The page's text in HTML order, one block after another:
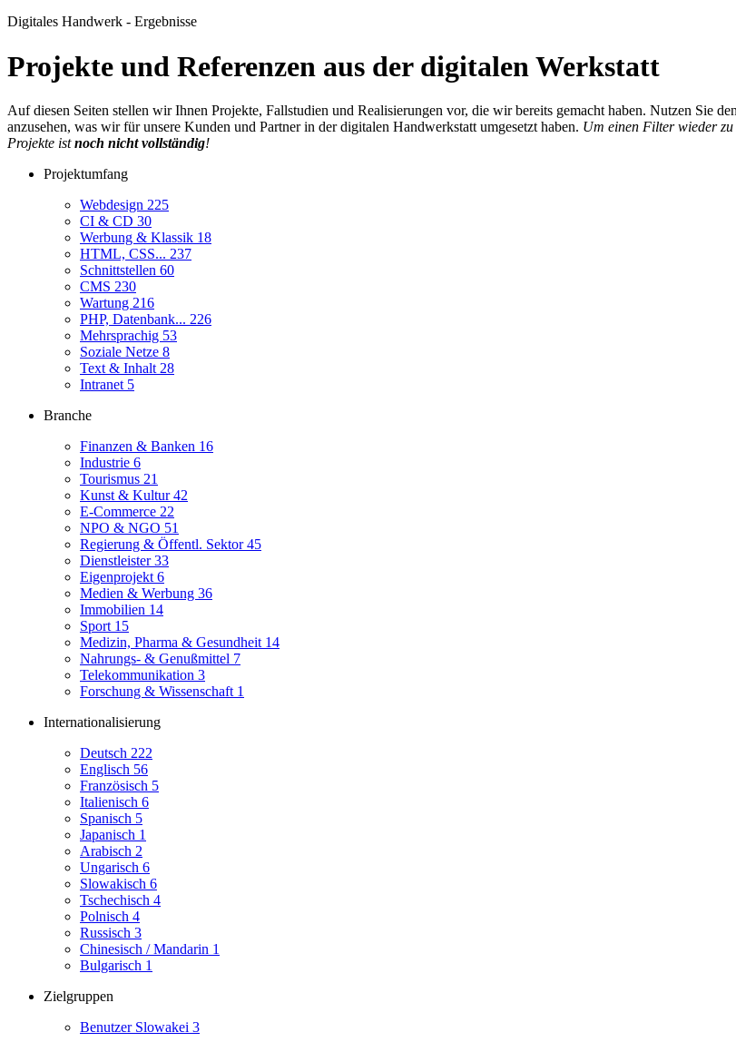
Digitales Handwerk - Ergebnisse
Projekte und Referenzen aus der digitalen Werkstatt
Auf diesen Seiten stellen wir Ihnen Projekte, Fallstudien und Realisierungen vor, die wir bereits gemacht haben. Nutzen Sie
anzusehen, was wir für unsere Kunden und Partner in der digitalen Handwerkstatt umgesetzt haben. Um einen Filter wieder
Projekte istnoch nicht vollständig!
Projektumfang
Webdesign 225
CI & CD 30
Werbung & Klassik 18
HTML, CSS... 237
Schnittstellen 60
CMS 230
Wartung 216
PHP, Datenbank... 226
Mehrsprachig 53
Soziale Netze 8
Text & Inhalt 28
Intranet 5
Branche
Finanzen & Banken 16
Industrie 6
Tourismus 21
Kunst & Kultur42
E-Commerce 22
NPO & NGO 51
Regierung & Öffentl. Sektor45
Dienstleister33
Eigenprojekt 6
Medien & Werbung 36
Immobilien 14
Sport 15
Medizin, Pharma & Gesundheit 14
Nahrungs- & Genußmittel 7
Telekommunikation 3
Forschung & Wissenschaft 1
Internationalisierung
Deutsch 222
Englisch 56
Französisch 5
Italienisch 6
Spanisch 5
Japanisch 1
Arabisch 2
Ungarisch 6
Slowakisch 6
Tschechisch 4
Polnisch 4
Russisch 3
Chinesisch / Mandarin 1
Bulgarisch 1
Zielgruppen
Benutzer Slowakei 3